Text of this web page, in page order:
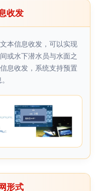
收发
本信息收发，可以实现
或水下潜水员与水面之
息收发，系统支持预置
形式